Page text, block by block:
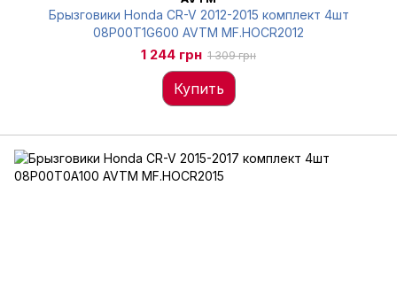
Брызговики Honda CR-V 2012-2015 комплект 4шт
08P00T1G600 AVTM MF.HOCR2012
1 244 грн 1 309 грн
Купить